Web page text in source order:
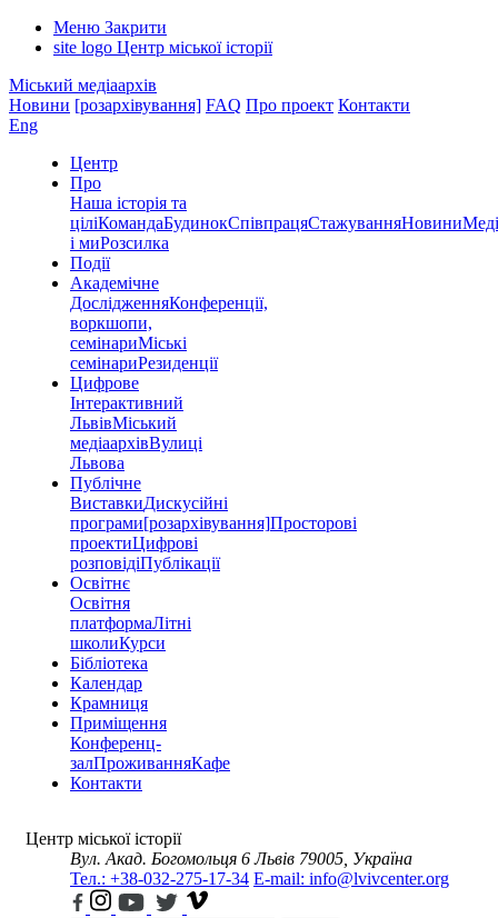
Меню Закрити
site logo Центр міської історії
Міський медіаархів
Новини [розархівування] FAQ Про проект Контакти
Eng
Центр
Про
Наша історія та
ціліКомандаБудинокСпівпрацяСтажуванняНовини
і миРозсилка
Події
Академічне
ДослідженняКонференції,
воркшопи,
семінариМіські
семінариРезиденції
Цифрове
Інтерактивний
ЛьвівМіський
медіаархівВулиці
Львова
Публічне
ВиставкиДискусійні
програми[розархівування]Просторові
проектиЦифрові
розповідіПублікації
Освітнє
Освітня
платформаЛітні
школиКурси
Бібліотека
Календар
Крамниця
Приміщення
Конференц-
залПроживанняКафе
Контакти
Центр міської історії
Вул. Акад. Богомольця 6 Львів 79005, Україна
Тел.: +38-032-275-17-34 E-mail: info@lvivcenter.org